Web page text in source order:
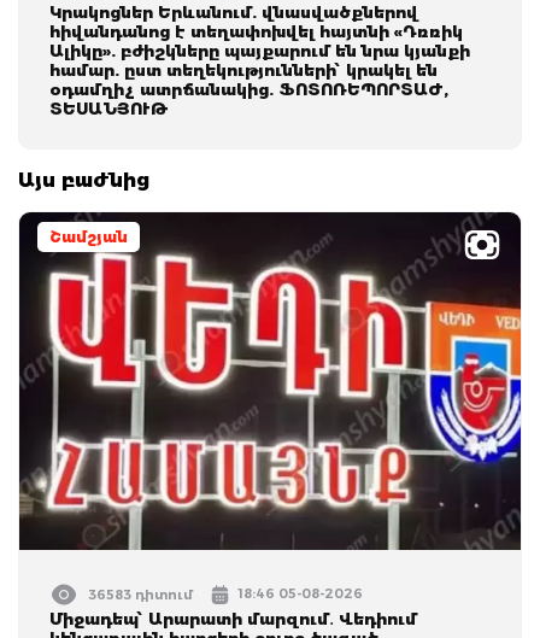
Կրակոցներ Երևանում. վնասվածքներով
հիվանդանոց է տեղափոխվել հայտնի «Դռռիկ
Ալիկը». բժիշկները պայքարում են նրա կյանքի
համար. ըստ տեղեկությունների՝ կրակել են
օդամղիչ ատրճանակից. ՖՈՏՈՌԵՊՈՐՏԱԺ,
ՏԵՍԱՆՅՈՒԹ
Այս բաժնից
Շամշյան
36583 դիտում 18:46 05-08-2026
Միջադեպ՝ Արարատի մարզում․ Վեդիում